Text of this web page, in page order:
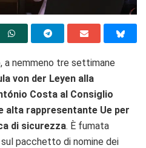
a nemmeno tre settimane
von der Leyen alla
Costa al Consiglio
alta rappresentante Ue per
di sicurezza. È fumata
pacchetto di nomine dei